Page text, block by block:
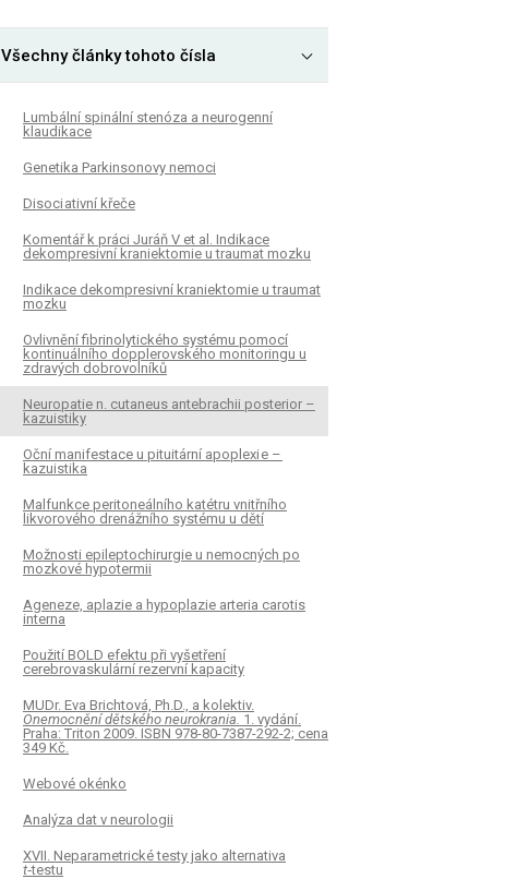
Všechny články tohoto čísla
Lumbální spinální stenóza a neurogenní
klaudikace
Genetika Parkinsonovy nemoci
Disoci ativní křeče
Komentář k práci Juráň V et al. Indikace
dekompresivní kraniektomie u traumat mozku
Indikace dekompresivní kraniektomie u traumat
mozku
Ovlivnění fibrinolytického systému pomocí
kontinuálního dopplerovského monitoringu u
zdravých dobrovolníků
Neuropatie n. cutaneus antebrachii posterior –
kazuistiky
Oční manifestace u pituitární apoplexi e –
kazuistika
Malfunkce peritoneálního katétru vnitřního
likvorového drenážního systému u dětí
Možnosti epileptochirurgie u nemocných po
mozkové hypotermii
Ageneze, aplazie a hypoplazie arteria carotis
interna
Použití BOLD efektu při vyšetření
cerebrovaskulární rezervní kapacity
MUDr. Eva Brichtová, Ph.D., a kolektiv.
Onemocnění dětského neurokrania. 1. vydání.
Praha: Triton 2009. ISBN 978-80-7387-292-2; cena
349 Kč.
Webové okénko
Analýza dat v neurologii
XVII. Neparametrické testy jako alternativa
t‑testu